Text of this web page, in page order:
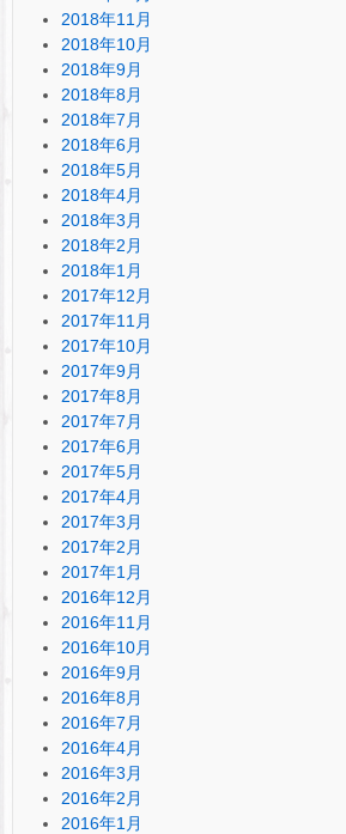
2018年11月
2018年10月
2018年9月
2018年8月
2018年7月
2018年6月
2018年5月
2018年4月
2018年3月
2018年2月
2018年1月
2017年12月
2017年11月
2017年10月
2017年9月
2017年8月
2017年7月
2017年6月
2017年5月
2017年4月
2017年3月
2017年2月
2017年1月
2016年12月
2016年11月
2016年10月
2016年9月
2016年8月
2016年7月
2016年4月
2016年3月
2016年2月
2016年1月